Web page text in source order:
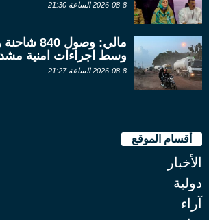
2026-08-8 الساعة 21:30
مالي: وصول
وسط اجراءات امنية
2026-08-8 الساعة 21:27
أقسام الموقع
الأخبار
دولية
آراء